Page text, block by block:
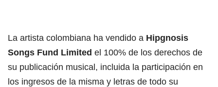
La artista colombiana ha vendido a Hipgnosis
Songs Fund Limited el 100% de los derechos de
su publicación musical, incluida la participación en
los ingresos de la misma y letras de todo su